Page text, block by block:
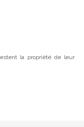
la propriété de leur